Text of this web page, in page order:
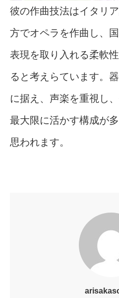
彼の作曲技法はイタリ
方でオペラを作曲し、
表現を取り入れる柔軟
ると考えらています。
に据え、声楽を重視し
最大限に活かす構成が
思われます。